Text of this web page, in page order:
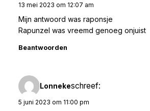
13 mei 2023 om 12:07 am
Mijn antwoord was raponsje
Rapunzel was vreemd genoeg onjuist
Beantwoorden
Lonnekeschreef:
5 juni 2023 om 11:00 pm